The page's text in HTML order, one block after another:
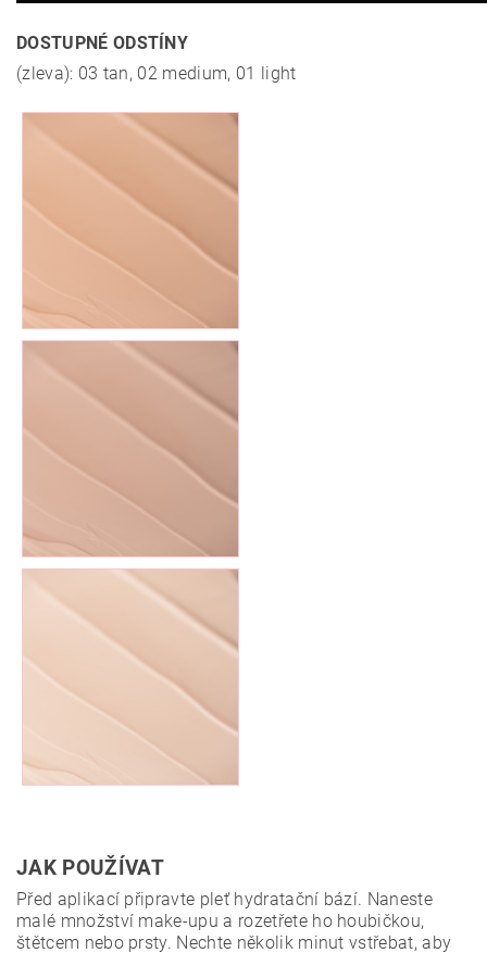
DOSTUPNÉ ODSTÍNY
(zleva): 03 tan, 02 medium, 01 light
JAK POUŽÍVAT
Před aplikací připravte pleť hydratační bází. Naneste
malé množství make-upu a rozetřete ho houbičkou,
štětcem nebo prsty. Nechte několik minut vstřebat, aby